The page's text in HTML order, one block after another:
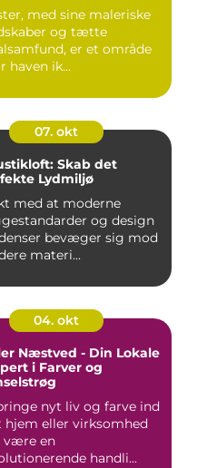
med sine maleriske
og tætte
er et område
haven ik...
07. okt
Skab det
Lydmiljø
med at moderne
og design
bevæger sig mod
materi...
04. okt
Næstved - Din Lokale
i Farver og
nyt liv og farve ind
hjem eller virksomhed
være en
handli...